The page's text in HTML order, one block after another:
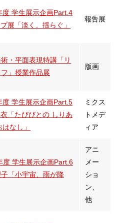
度 学生展示企画Part.4
展「淡く、揺らぐ」
報告展
・平面表現特講「リ
フ」授業作品展
版画
度 学生展示企画Part.5
「たびびとの しりあ
なし」
ミクス
トメデ
ィア
度 学生展示企画Part.6
「小宇宙、雨が降
アニ
メー
ショ
ン、
他